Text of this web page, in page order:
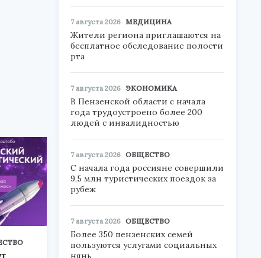
7 августа 2026 МЕДИЦИНА
Жители региона приглашаются на
бесплатное обследование полости
рта
7 августа 2026 ЭКОНОМИКА
В Пензенской области с начала
года трудоустроено более 200
людей с инвалидностью
7 августа 2026 ОБЩЕСТВО
С начала года россияне совершили
9,5 млн туристических поездок за
рубеж
7 августа 2026 ОБЩЕСТВО
Более 350 пензенских семей
пользуются услугами социальных
нянь